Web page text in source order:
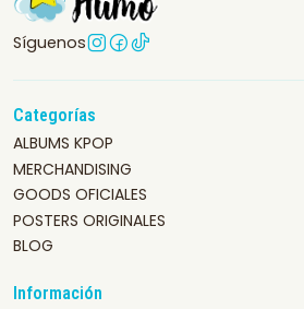
Síguenos
Categorías
ALBUMS KPOP
MERCHANDISING
GOODS OFICIALES
POSTERS ORIGINALES
BLOG
Información